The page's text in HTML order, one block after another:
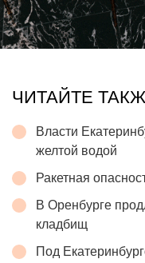
ЧИТАЙТЕ
Власти
желтой водой
Ракетная
В Оренбурге
кладбищ
Под